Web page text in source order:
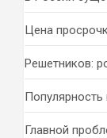
Цена
Решетников:
Популярность
Главной